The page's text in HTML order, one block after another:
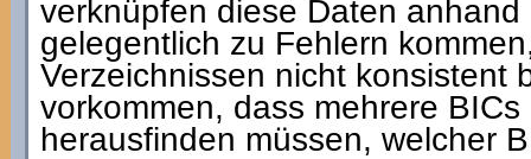
verknüpfen diese Daten
gelegentlich zu Fehlern
Verzeichnissen nicht konsistent
vorkommen, dass mehrere
herausfinden müssen, welcher